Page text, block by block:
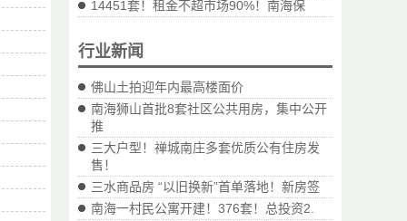
14451套！租金不超市场90%！南海保
行业新闻
佛山土拍迎年内最高楼面价
南海狮山首批8套社区公共用房，集中公开
推
三大户型！禅城南庄多套优质公有住房发
售！
三水商品房 “以旧换新”首单落地！新房签
南海一村民公寓开建！376套！总投资2.